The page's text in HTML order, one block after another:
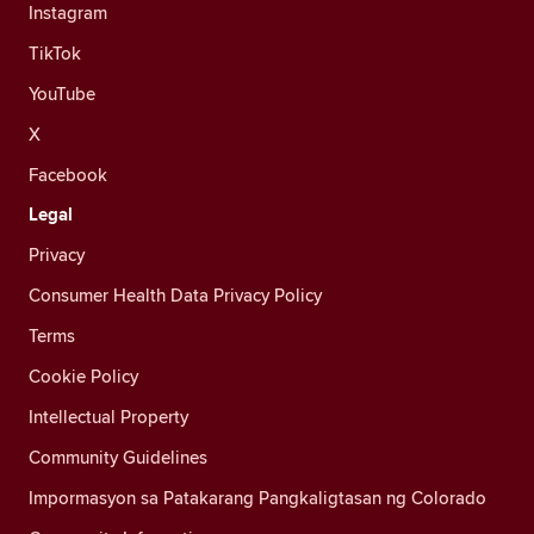
Instagram
TikTok
YouTube
X
Facebook
Legal
Privacy
Consumer Health Data Privacy Policy
Terms
Cookie Policy
Intellectual Property
Community Guidelines
Impormasyon sa Patakarang Pangkaligtasan ng Colorado